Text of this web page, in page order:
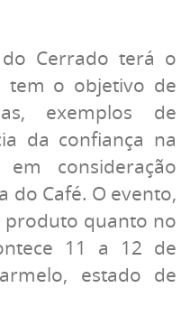
Cerrado terá o
tem o objetivo de
exemplos de
da confiança na
em consideração
do Café. O evento,
quanto no
11 a 12 de
estado de